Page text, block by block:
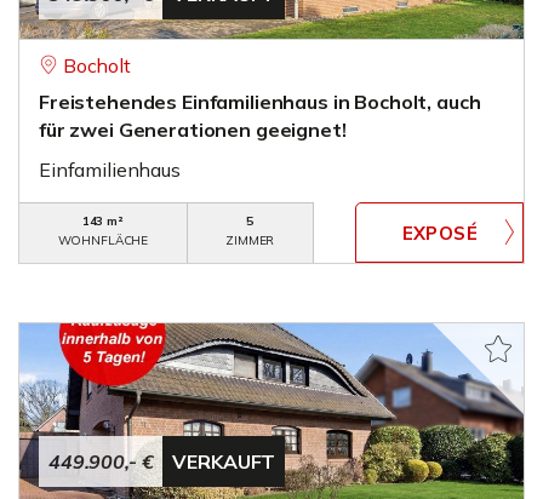
Bocholt
Freistehendes Einfamilienhaus in Bocholt, auch
für zwei Generationen geeignet!
Einfamilienhaus
143 m²
WOHNFLÄCHE
5
ZIMMER
449.900,- € VERKAUFT